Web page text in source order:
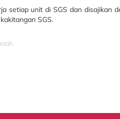
setiap unit di SGS dan disajikan
SGS.